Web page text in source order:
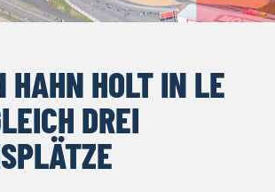
HAHN HOLT IN LE
DREI